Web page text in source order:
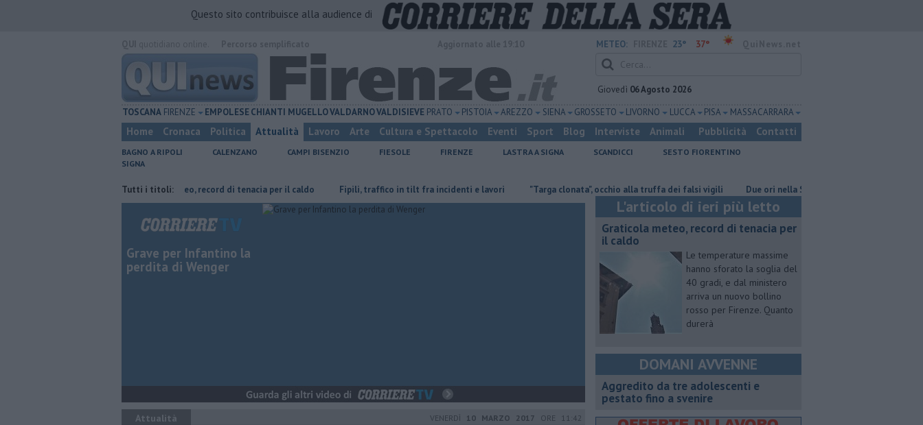
Questo sito contribuisce alla audience di
METEO: 23° 37°
Giovedì 06 Agosto 2026
TOSCANA FIRENZE EMPOLESECHIANTI MUGELLOVALDARNOVALDISIEVE PRATO PISTOIA AREZZO SIENA GROSSETO LIVORNO LUCCA PISA MASSA CARRARA
Home Cronaca Politica Attualità Lavoro Arte Cultura e Spettacolo Eventi Sport Blog Interviste Animali Pubblicità Contatti
BAGNO A RIPOLI CALENZANO CAMPI BISENZIO FIESOLE FIRENZE LASTRA A SIGNA SCANDICCI
SESTO FIORENTINO
SIGNA
Tutti i titoli:
Graticola meteo, record di tenacia per il caldo Fipili, traffico in tilt fra incidenti e lavori "Targa clonata", occhio alla truffa dei falsi vigili Due ori nella Senna per Ginevra Taddeucci
Grave per Infantino la
perdita di Wenger
Attualità VENERDÌ 10 MARZO 2017 ORE 11:42
L'articolo di ieri più letto
Graticola meteo, record di tenacia per
il caldo
Le temperature massime
hanno sforato la soglia del
40 gradi, e dal ministero
arriva un nuovo bollino
rosso per Firenze. Quanto
durerà
DOMANI AVVENNE
Aggredito da tre adolescenti e
pestato fino a svenire